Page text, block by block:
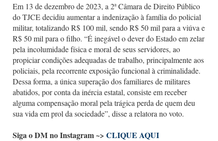
Em 13 de dezembro de 2023, a 2ª Câmara de Direito Público
do TJCE decidiu aumentar a indenização à família do policial
militar, totalizando R$ 100 mil, sendo R$ 50 mil para a viúva e
R$ 50 mil para o filho. “É inegável o dever do Estado em zelar
pela incolumidade física e moral de seus servidores, ao
propiciar condições adequadas de trabalho, principalmente aos
policiais, pela recorrente exposição funcional à criminalidade.
Dessa forma, a única superação dos familiares de militares
abatidos, por conta da inércia estatal, consiste em receber
alguma compensação moral pela trágica perda de quem deu
sua vida em prol da sociedade”, disse a relatora no voto.
Siga o DM no Instagram ~> CLIQUE AQUI